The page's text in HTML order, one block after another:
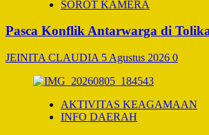
SOROT KAMERA
Pasca Konflik Antarwarga di
JEINITA CLAUDIA 5 Agustus 2026 0
AKTIVITAS KEAGAMAAN
INFO DAERAH